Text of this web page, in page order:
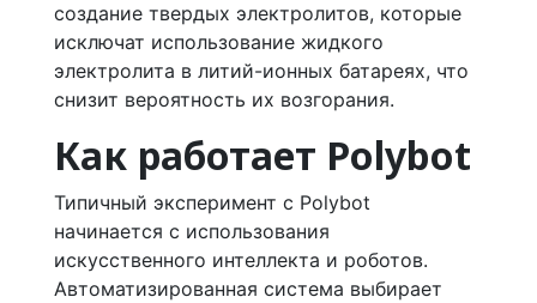
создание твердых электролитов, которые
исключат использование жидкого
электролита в литий-ионных батареях, что
снизит вероятность их возгорания.
Как работает Polybot
Типичный эксперимент с Polybot
начинается с использования
искусственного интеллекта и роботов.
Автоматизированная система выбирает